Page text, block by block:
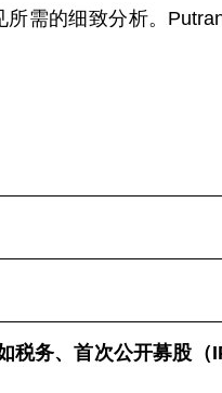
需的细致分析。
务、首次公开募股（